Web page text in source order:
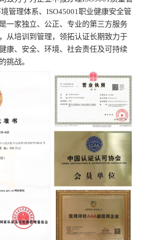
管理体系、ISO45001职业健康安全管
一家独立、公正、专业的第三方服务
从培训到管理，领拓认证长期致力于
康、安全、环境、社会责任及可持续
挑战。